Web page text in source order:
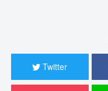
Twitter